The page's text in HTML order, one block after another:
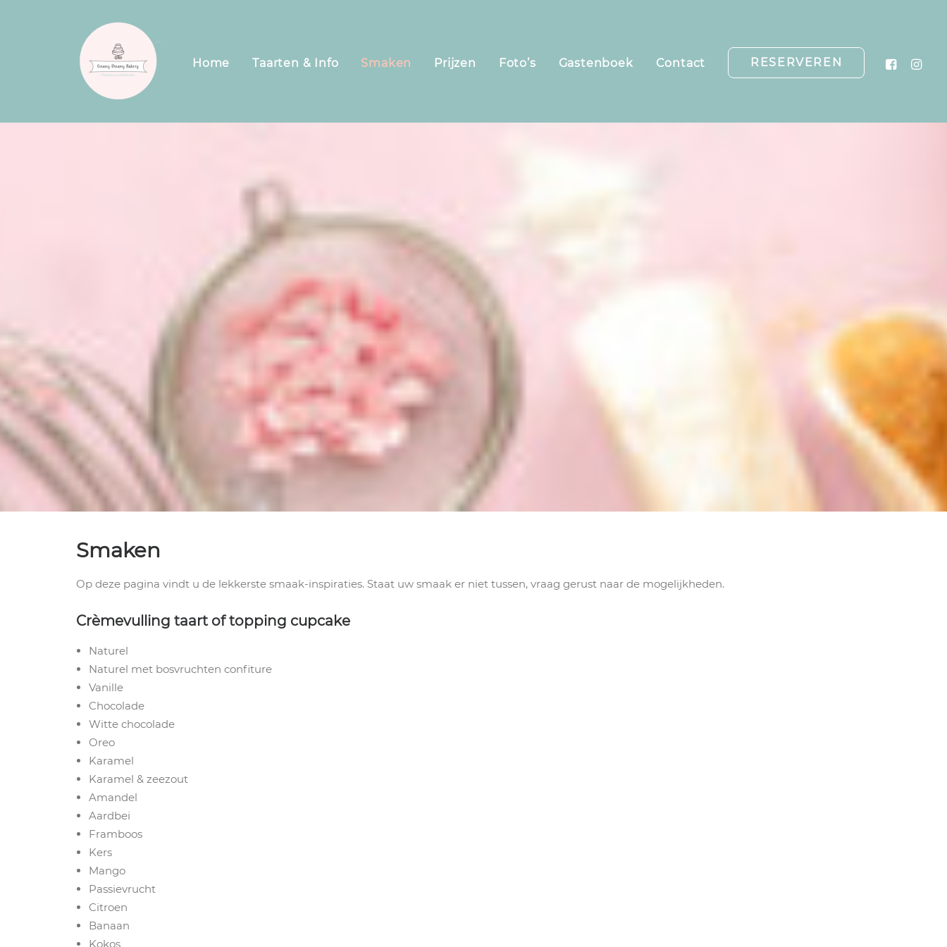
Home Taarten & Info Smaken Prijzen Foto’s Gastenboek Contact RESERVEREN
Smaken
Op deze pagina vindt u de lekkerste smaak-inspiraties. Staat uw smaak er niet tussen, vraag gerust naar de mogelijkheden.
Crèmevulling taart of topping cupcake
Naturel
Naturel met bosvruchten confiture
Vanille
Chocolade
Witte chocolade
Oreo
Karamel
Karamel & zeezout
Amandel
Aardbei
Framboos
Kers
Mango
Passievrucht
Citroen
Banaan
Kokos